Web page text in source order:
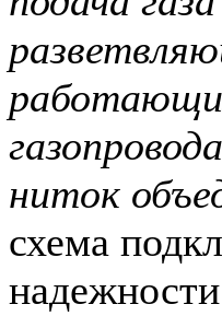
ниток
схема